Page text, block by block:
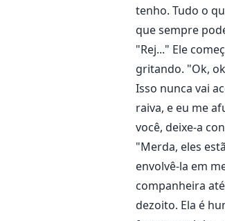
tenho. Tudo o
que sempre
"Rej..." Ele
gritando. "Ok,
Isso nunca vai
raiva, e eu me
você, deixe-a
"Merda, eles
envolvê-la em
companheira
dezoito. Ela é